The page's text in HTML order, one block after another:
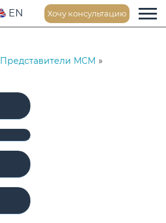
EN Хочу консультацию
Представители МСМ »